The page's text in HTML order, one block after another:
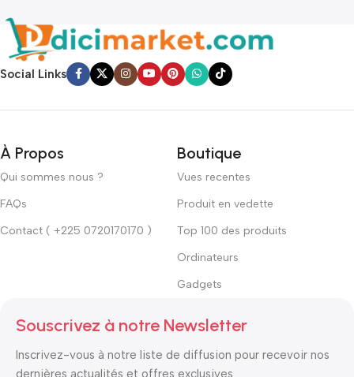
Social Links
À Propos
Qui sommes nous ?
FAQs
Contact ( +225 0720170170 )
Boutique
Vues recentes
Produit en vedette
Top 100 des produits
Ordinateurs
Gadgets
Souscrivez à notre Newsletter
Inscrivez-vous à notre liste de diffusion pour recevoir nos